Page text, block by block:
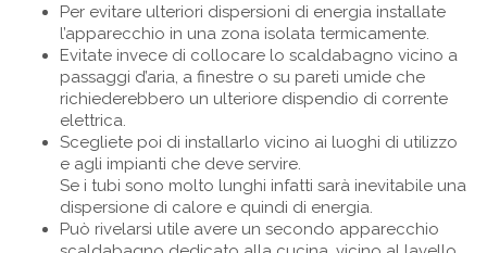
Per evitare ulteriori dispersioni di energia installate
l’apparecchio in una zona isolata termicamente.
Evitate invece di collocare lo scaldabagno vicino a
passaggi d’aria, a finestre o su pareti umide che
richiederebbero un ulteriore dispendio di corrente
elettrica.
Scegliete poi di installarlo vicino ai luoghi di utilizzo
e agli impianti che deve servire.
Se i tubi sono molto lunghi infatti sarà inevitabile una
dispersione di calore e quindi di energia.
Può rivelarsi utile avere un secondo apparecchio